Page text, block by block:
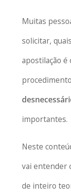
Muitas
solicitar,
apostilação
procedimento
importantes.
Neste
vai entender
de inteiro